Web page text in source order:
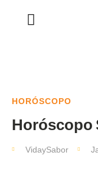
HORÓSCOPO
Horóscopo
VidaySabor